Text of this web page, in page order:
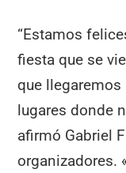
“Estamos
fiesta que se
que
lugares donde
afirmó Gabriel
organizadores.